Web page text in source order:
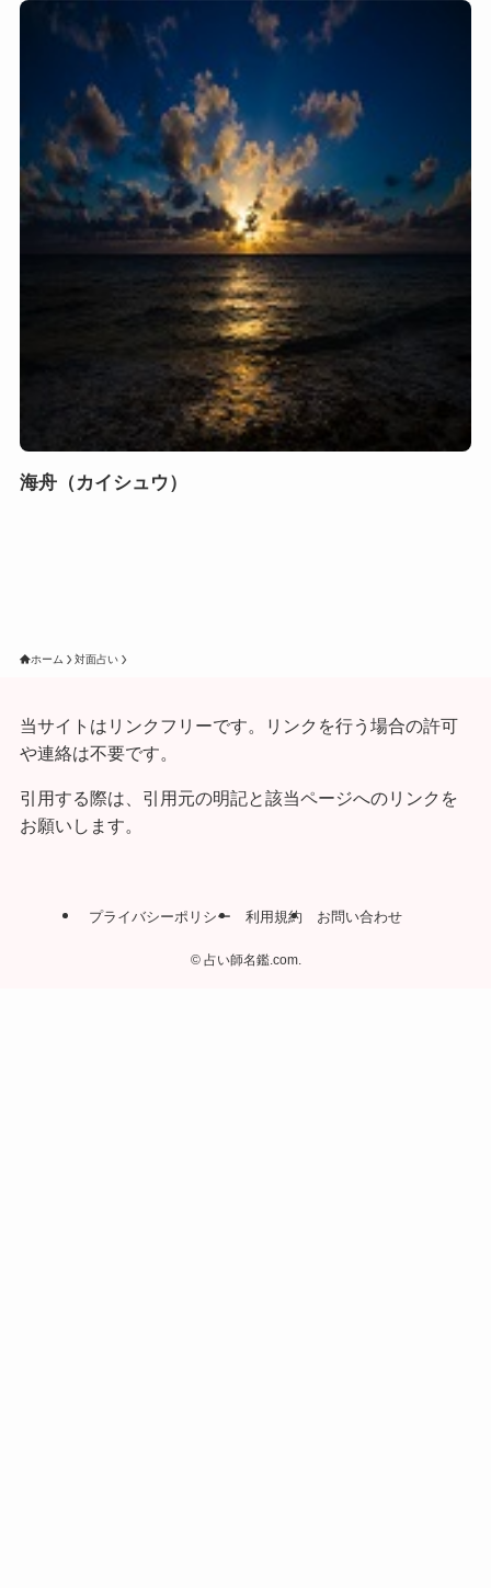
海舟（カイシュウ）
ホーム 対面占い
当サイトはリンクフリーです。リンクを行う場合の許可
や連絡は不要です。
引用する際は、引用元の明記と該当ページへのリンクを
お願いします。
プライバシーポリシー 利用規約 お問い合わせ
©占い師名鑑.com.